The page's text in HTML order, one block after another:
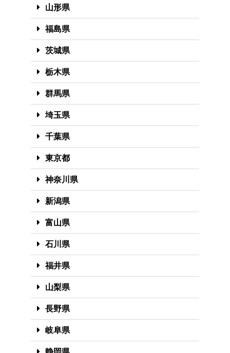
山形県
福島県
茨城県
栃木県
群馬県
埼玉県
千葉県
東京都
神奈川県
新潟県
富山県
石川県
福井県
山梨県
長野県
岐阜県